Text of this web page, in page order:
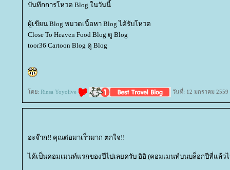
บันทึกการโหวต Blog ในวันนี้
ผู้เขียน Blog หมวดเนื้อหา Blog ได้รับโหวต
Close To Heaven Food Blog ดู Blog
toor36 Cartoon Blog ดู Blog
ดย: Rinsa Yoyolive วันที่: 12 มกราคม 2559
อะจ๊าก!! คุณต่อมาเร็วมาก ตกใจ!!
ได้เป็นคอมเมนท์แรกของปีไปเลยครับ อิอิ (คอมเมนท์บนบล็อกปีที่แล้ว